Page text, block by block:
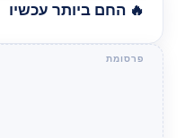
🔥 החם ביותר עכשיו